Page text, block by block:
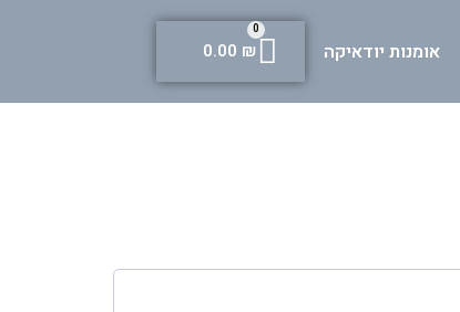
אומנות יודאיקה 0.00 ₪
0